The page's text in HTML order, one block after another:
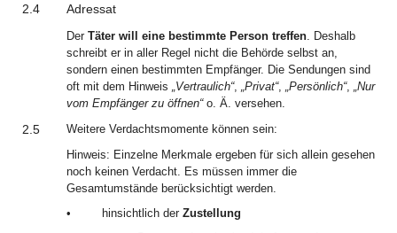
2.4 Adressat
Der Täter will eine bestimmte Person treffen. Deshalb
schreibt er in aller Regel nicht die Behörde selbst an,
sondern einen bestimmten Empfänger. Die Sendungen sind
oft mit dem Hinweis „Vertraulich“, „Privat“, „Persönlich“, „Nur
vom Empfänger zu öffnen“o. Ä. versehen.
2.5
Weitere Verdachtsmomente können sein:
Hinweis: Einzelne Merkmale ergeben für sich allein gesehen
noch keinen Verdacht. Es müssen immer die
Gesamtumstände berücksichtigt werden.
•
hinsichtlich der Zustellung